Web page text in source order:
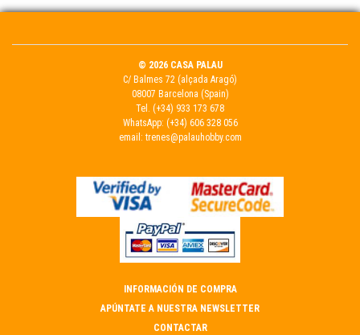
© 2026 CASA PALAU
C/ Balmes 72 (alçada Aragó)
08007 Barcelona (Spain)
Tel. (+34) 933 173 678
WhatsApp: (+34) 606 328 056
email: trenes@palauhobby.com
INFORMACIÓN DE COMPRA
APÚNTATE A NUESTRA NEWSLETTER
CONTACTAR